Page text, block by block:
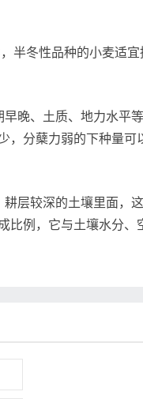
冬性品种的小麦适宜
、土质、地力水平等
，分蘖力弱的下种量
较深的土壤里面，这
例，它与土壤水分、